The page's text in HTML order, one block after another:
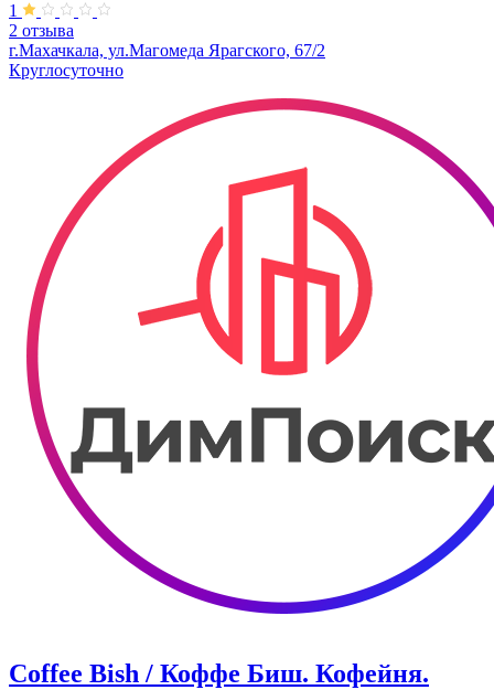
1
2 отзыва
г.Махачкала, ​ул.Магомеда Ярагского, 67/2
Круглосуточно
Coffee Bish / Коффе Биш. Кофейня.